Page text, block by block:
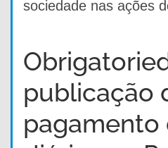
sociedade nas ações
publicação
pagamento